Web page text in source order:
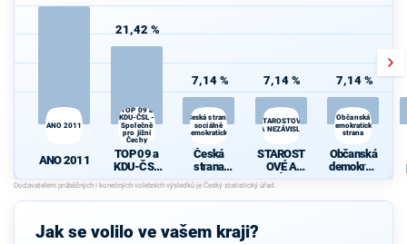
ANO 2011
ANO 2011
21,42 %
TOP 09 a
KDU-ČSL -
Společně
pro jižní
Čechy
TOP 09 a
KDU-ČSL
- Společně
pro jižní
Čechy
7,14 %
Česká strana
sociálně
demokratická
Česká
strana
sociálně
demokrati
cká
7,14 %
STAROSTOVÉ
A NEZÁVISLÍ
STAROST
OVÉ A
NEZÁVISL
7,14 %
Občanská
demokratická
strana
Občanská
demokrati
cká strana
Jak se volilo ve vašem kraji?